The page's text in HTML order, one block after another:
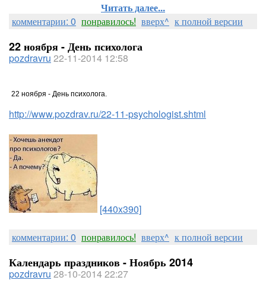
Читать далее...
комментарии: 0 понравилось! вверх^ к полной версии
22 ноября - День психолога
pozdravru 22-11-2014 12:58
22 ноября - День психолога.
http://www.pozdrav.ru/22-11-psychologist.shtml
[440x390]
комментарии: 0 понравилось! вверх^ к полной версии
Календарь праздников - Ноябрь 2014
pozdravru 28-10-2014 22:27